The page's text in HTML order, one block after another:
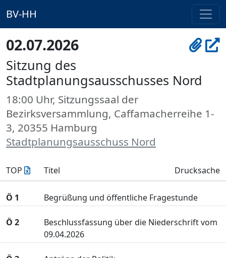
BV-HH
02.07.2026
Sitzung des
Stadtplanungsausschusses Nord
18:00 Uhr, Sitzungssaal der
Bezirksversammlung, Caffamacherreihe 1-
3, 20355 Hamburg
Stadtplanungsausschuss Nord
TOP Titel Drucksache
Ö 1 Begrüßung und öffentliche Fragestunde
Ö 2
Beschlussfassung über die Niederschrift vom
09.04.2026